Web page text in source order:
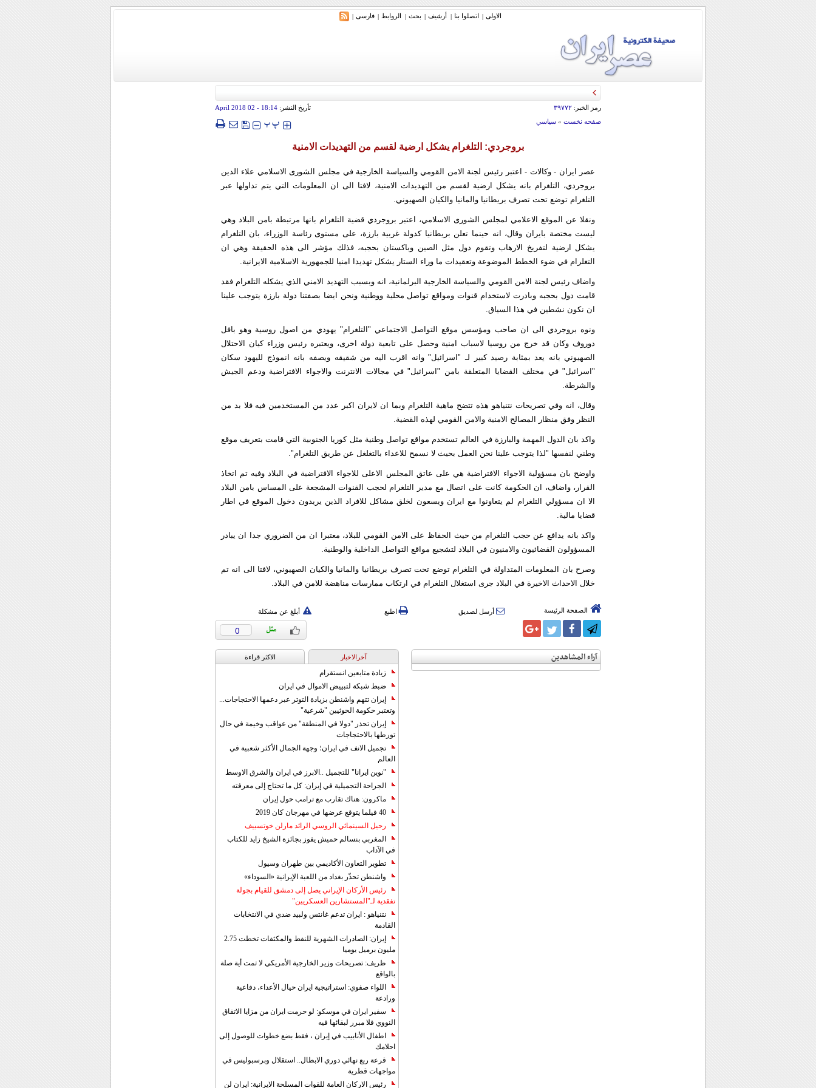
الاولی | اتصلوا بنا | أرشیف | بحث | الروابط | فارسی |
رمز الخبر: ۳۹۷۷۲ تأريخ النشر:18:14
- 02 April 2018
صفحه نخست» سياسي ‍‍‍ پپ
بروجردي: التلغرام يشكل ارضية لقسم من التهديدات الامنية
عصر ايران - وكالات - اعتبر رئيس لجنة الامن القومي والسياسة الخارجية في مجلس الشورى الاسلامي علاء الدين
بروجردي، التلغرام بانه يشكل ارضية لقسم من التهديدات الامنية، لافتا الى ان المعلومات التي يتم تداولها عبر
التلغرام توضع تحت تصرف بريطانيا والمانيا والكيان الصهيوني.
ونقلا عن الموقع الاعلامي لمجلس الشورى الاسلامي، اعتبر بروجردي قضية التلغرام بانها مرتبطة بامن البلاد وهي
ليست مختصة بايران وقال، انه حينما تعلن بريطانيا كدولة غربية بارزة، على مستوى رئاسة الوزراء، بان التلغرام
يشكل ارضية لتفريخ الارهاب وتقوم دول مثل الصين وباكستان بحجبه، فذلك مؤشر الى هذه الحقيقة وهي ان
التغلرام في ضوء الخطط الموضوعة وتعقيدات ما وراء الستار يشكل تهديدا امنيا للجمهورية الاسلامية الايرانية.
واضاف رئيس لجنة الامن القومي والسياسة الخارجية البرلمانية، انه وبسبب التهديد الامني الذي يشكله التلغرام فقد
قامت دول بحجبه وبادرت لاستخدام قنوات ومواقع تواصل محلية ووطنية ونحن ايضا بصفتنا دولة بارزة يتوجب علينا
ان نكون نشطين في هذا السياق.
ونوه بروجردي الى ان صاحب ومؤسس موقع التواصل الاجتماعي "التلغرام" يهودي من اصول روسية وهو بافل
دوروف وكان قد خرج من روسيا لاسباب امنية وحصل على تابعية دولة اخرى، ويعتبره رئيس وزراء كيان الاحتلال
الصهيوني بانه يعد بمثابة رصيد كبير لـ "اسرائيل" وانه اقرب اليه من شقيقه ويصفه بانه انموذج لليهود سكان
"اسرائيل" في مختلف القضايا المتعلقة بامن "اسرائيل" في مجالات الانترنت والاجواء الافتراضية ودعم الجيش
والشرطة.
وقال، انه وفي تصريحات نتنياهو هذه تتضح ماهية التلغرام وبما ان لايران اكبر عدد من المستخدمين فيه فلا بد من
النظر وفق منظار المصالح الامنية والامن القومي لهذه القضية.
واكد بان الدول المهمة والبارزة في العالم تستخدم مواقع تواصل وطنية مثل كوريا الجنوبية التي قامت بتعريف موقع
وطني لنفسها "لذا يتوجب علينا نحن العمل بحيث لا نسمح للاعداء بالتغلغل عن طريق التلغرام".
واوضح بان مسؤولية الاجواء الافتراضية هي على عاتق المجلس الاعلى للاجواء الافتراضية في البلاد وفيه تم اتخاذ
القرار، واضاف، ان الحكومة كانت على اتصال مع مدير التلغرام لحجب القنوات المشجعة على المساس بامن البلاد
الا ان مسؤولي التلغرام لم يتعاونوا مع ايران ويسعون لخلق مشاكل للافراد الذين يريدون دخول الموقع في اطار
قضايا مالية.
واكد بانه يدافع عن حجب التلغرام من حيث الحفاظ على الامن القومي للبلاد، معتبرا ان من الضروري جدا ان يبادر
المسؤولون القضائيون والامنيون في البلاد لتشجيع مواقع التواصل الداخلية والوطنية.
وصرح بان المعلومات المتداولة في التلغرام توضع تحت تصرف بريطانيا والمانيا والكيان الصهيوني، لافتا الى انه تم
خلال الاحداث الاخيرة في البلاد جرى استغلال التلغرام في ارتكاب ممارسات مناهضة للامن في البلاد.
الصفحة الرئيسة أرسل لصديق اطبع أبلغ عن مشكلة
0
آراء المشاهدين آخرالاخبار الاکثر قراءة
زيادة متابعين انستقرام
ضبط شبكة لتبييض الاموال في ايران
إيران تتهم واشنطن بزيادة التوتر عبر دعمها الاحتجاجات...
وتعتبر حكومة الحوثيين "شرعية"
إيران تحذر "دولا في المنطقة" من عواقب وخيمة في حال
تورطها بالاحتجاجات
تجميل الانف في ايران؛ وجهة الجمال الأكثر شعبية في
العالم
"نوين ايرانا" للتجميل ..الابرز في ايران والشرق الاوسط
الجراحة التجميلية في إيران: كل ما تحتاج إلى معرفته
ماكرون: هناك تقارب مع ترامب حول إيران
40 فيلما يتوقع عرضها في مهرجان كان 2019
رحيل السينمائي الروسي الرائد مارلن خوتسييف
المغربي بنسالم حميش يفوز بجائزة الشيخ زايد للكتاب
في الآداب
تطوير التعاون الأكاديمي بين طهران وسيول
واشنطن تحذّر بغداد من اللعبة الإيرانية «السوداء»
رئيس الأركان الإيراني يصل إلى دمشق للقيام بجولة
تفقدية لـ"المستشارين العسكريين"
نتنياهو : ايران تدعم غانتس ولبيد ضدي في الانتخابات
القادمة
إيران: الصادرات الشهریة للنفط والمكثفات تخطت 2.75
مليون برميل يوميا
ظريف: تصريحات وزير الخارجية الأمريكي لا تمت أية صلة
بالواقع
اللواء صفوي: استراتيجية ايران حيال الأعداء، دفاعية
ورادعة
سفير ايران في موسكو: لو حرمت ايران من مزايا الاتفاق
النووي فلا مبرر لبقائها فيه
اطفال الأنابيب في إيران ، فقط بضع خطوات للوصول إلى
احلامك
قرعة ربع نهائي دوري الابطال.. استقلال وبرسبوليس في
مواجهات قطرية
رئيس الاركان العامة للقوات المسلحة الايرانية: ايران لن